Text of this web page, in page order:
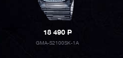
18 490P
GMA-S2100SK-1A